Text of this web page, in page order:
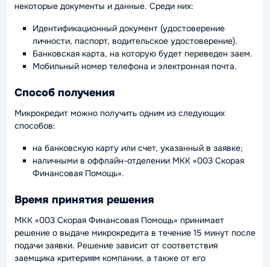
некоторые документы и данные. Среди них:
Идентификационный документ (удостоверение
личности, паспорт, водительское удостоверение).
Банковская карта, на которую будет переведен заем.
Мобильный номер телефона и электронная почта.
Способ получения
Микрокредит можно получить одним из следующих
способов:
на банковскую карту или счет, указанный в заявке;
наличными в оффлайн-отделении МКК «003 Скорая
Финансовая Помощь».
Время принятия решения
МКК «003 Скорая Финансовая Помощь» принимает
решение о выдаче микрокредита в течение 15 минут после
подачи заявки. Решение зависит от соответствия
заемщика критериям компании, а также от его